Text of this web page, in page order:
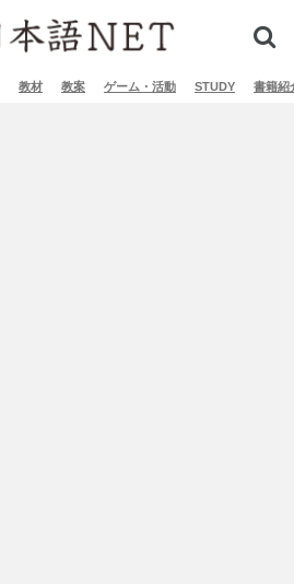
教材 教案 ゲーム・活動 STUDY 書籍紹